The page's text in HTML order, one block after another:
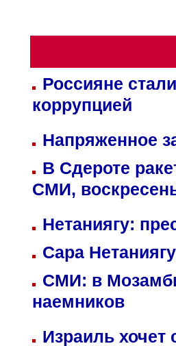
Россияне
коррупцией
Напряженное
В Сдероте
СМИ,
Нетаниягу:
Сара
СМИ: в
наемников
Израиль хочет